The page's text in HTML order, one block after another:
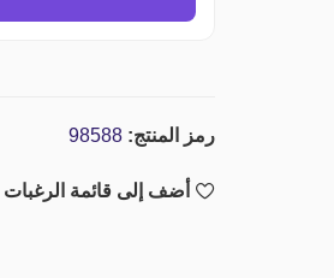
رمز المنتج: 98588
أضف إلى قائمة الرغبات